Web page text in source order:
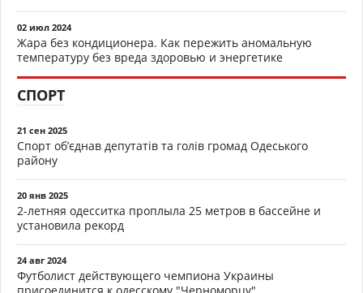
02 июл 2024
Жара без кондиционера. Как пережить аномальную
температуру без вреда здоровью и энергетике
СПОРТ
21 сен 2025
Спорт об’єднав депутатів та голів громад Одеського
району
20 янв 2025
2-летняя одесситка проплыла 25 метров в бассейне и
установила рекорд
24 авг 2024
Футболист действующего чемпиона Украины
присоединится к одесскому "Черноморцу"